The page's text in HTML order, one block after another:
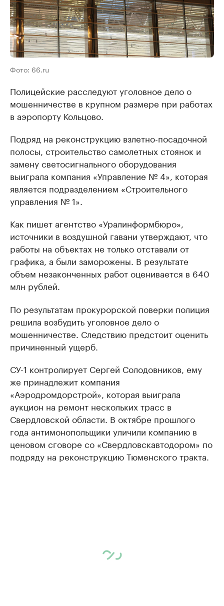
Фото: 66.ru
Полицейские расследуют уголовное дело о
мошенничестве в крупном размере при работах
в аэропорту Кольцово.
Подряд на реконструкцию взлетно-посадочной
полосы, строительство самолетных стоянок и
замену светосигнального оборудования
выиграла компания «Управление № 4», которая
является подразделением «Строительного
управления № 1».
Как пишет агентство «Уралинформбюро»,
источники в воздушной гавани утверждают, что
работы на объектах не только отставали от
графика, а были заморожены. В результате
объем незаконченных работ оценивается в 640
млн рублей.
По результатам прокурорской поверки полиция
решила возбудить уголовное дело о
мошенничестве. Следствию предстоит оценить
причиненный ущерб.
СУ-1 контролирует Сергей Солодовников, ему
же принадлежит компания
«Аэродромдорстрой», которая выиграла
аукцион на ремонт нескольких трасс в
Свердловской области. В октябре прошлого
года антимонопольщики уличили компанию в
ценовом сговоре со «Свердловскавтодором» по
подряду на реконструкцию Тюменского тракта.